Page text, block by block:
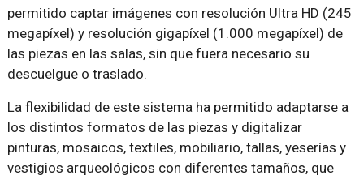
permitido captar imágenes con resolución Ultra HD (245
megapíxel) y resolución gigapíxel (1.000 megapíxel) de
las piezas en las salas, sin que fuera necesario su
descuelgue o traslado.
La flexibilidad de este sistema ha permitido adaptarse a
los distintos formatos de las piezas y digitalizar
pinturas, mosaicos, textiles, mobiliario, tallas, yeserías y
vestigios arqueológicos con diferentes tamaños, que